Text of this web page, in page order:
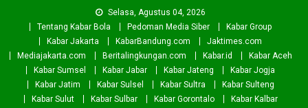
Selasa, Agustus 04, 2026
Tentang Kabar Bola
Pedoman Media Siber
Kabar Group
Kabar Jakarta
KabarBandung.com
Jaktimes.com
Mediajakarta.com
Beritalingkungan.com Kabar.id
Kabar Aceh
Kabar Sumsel
Kabar Jabar Kabar Jateng
Kabar Jogja
Kabar Jatim
Kabar Sulsel Kabar Sultra
Kabar Sulteng
Kabar Sulut
Kabar Sulbar Kabar Gorontalo
Kabar Kalbar